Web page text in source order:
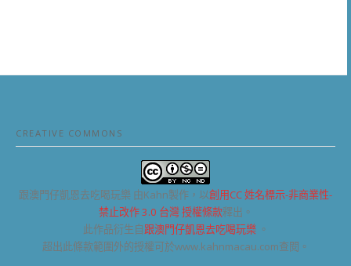
CREATIVE COMMONS
跟澳門仔凱恩去吃喝玩樂 由Kahn製作，以創用CC 姓名標示-非商業性-
禁止改作 3.0 台灣 授權條款釋出。
此作品衍生自跟澳門仔凱恩去吃喝玩樂 。
超出此條款範圍外的授權可於www.kahnmacau.com查閱。